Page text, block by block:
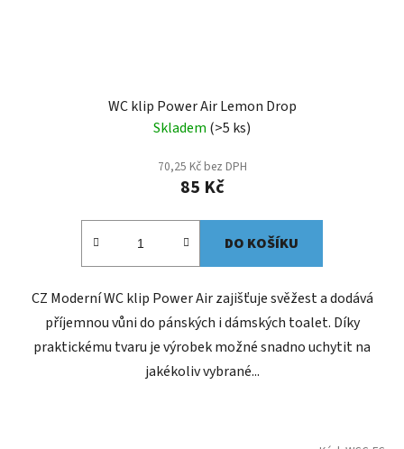
WC klip Power Air Lemon Drop
Skladem (>5 ks)
70,25 Kč bez DPH
85 Kč
DO KOŠÍKU
CZ Moderní WC klip Power Air zajišťuje svěžest a dodává
příjemnou vůni do pánských i dámských toalet. Díky
praktickému tvaru je výrobek možné snadno uchytit na
jakékoliv vybrané...